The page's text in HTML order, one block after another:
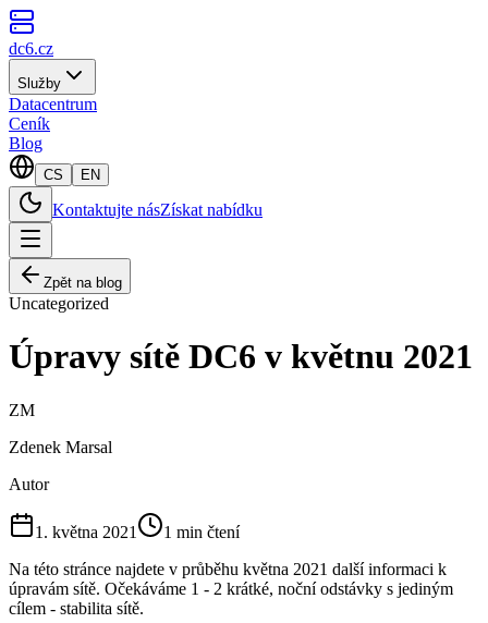
dc6.cz
Služby
Datacentrum
Ceník
Blog
CS EN
Kontaktujte násZískat nabídku
Zpět na blog
Uncategorized
Úpravy sítě DC6 v květnu 2021
ZM
Zdenek Marsal
Autor
1. května 2021 1 min čtení
Na této stránce najdete v průběhu května 2021 další informaci k
úpravám sítě. Očekáváme 1 - 2 krátké, noční odstávky s jediným
cílem - stabilita sítě.